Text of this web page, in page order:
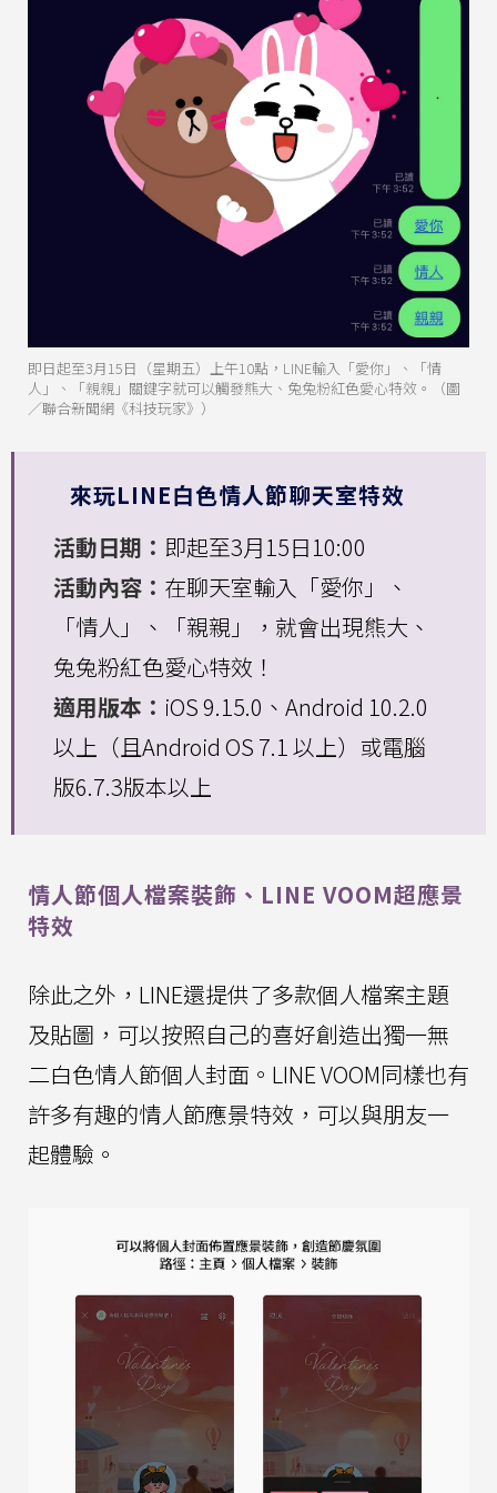
即日起至3月15日（星期五）上午10點，LINE輸入「愛你」、「情
人」、「親親」關鍵字就可以觸發熊大、兔兔粉紅色愛心特效。（圖
／聯合新聞網《科技玩家》）
來玩LINE白色情人節聊天室特效
活動日期： 即起至3月15日10:00
活動內容： 在聊天室輸入「愛你」、
「情人」、「親親」，就會出現熊大、
兔兔粉紅色愛心特效！
適用版本： iOS 9.15.0、Android 10.2.0
以上（且Android OS 7.1 以上）或電腦
版6.7.3版本以上
情人節個人檔案裝飾、LINE VOOM超應景
特效
除此之外，LINE還提供了多款個人檔案主題
及貼圖，可以按照自己的喜好創造出獨一無
二白色情人節個人封面。LINE VOOM同樣也有
許多有趣的情人節應景特效，可以與朋友一
起體驗。